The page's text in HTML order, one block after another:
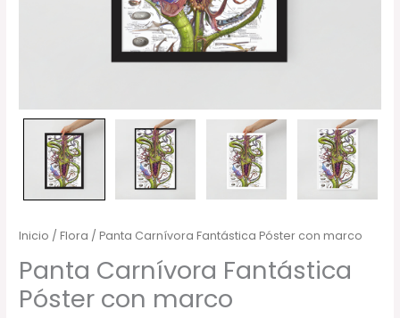
Inicio /Flora / Panta Carnívora Fantástica Póster con marco
Panta Carnívora Fantástica
Póster con marco